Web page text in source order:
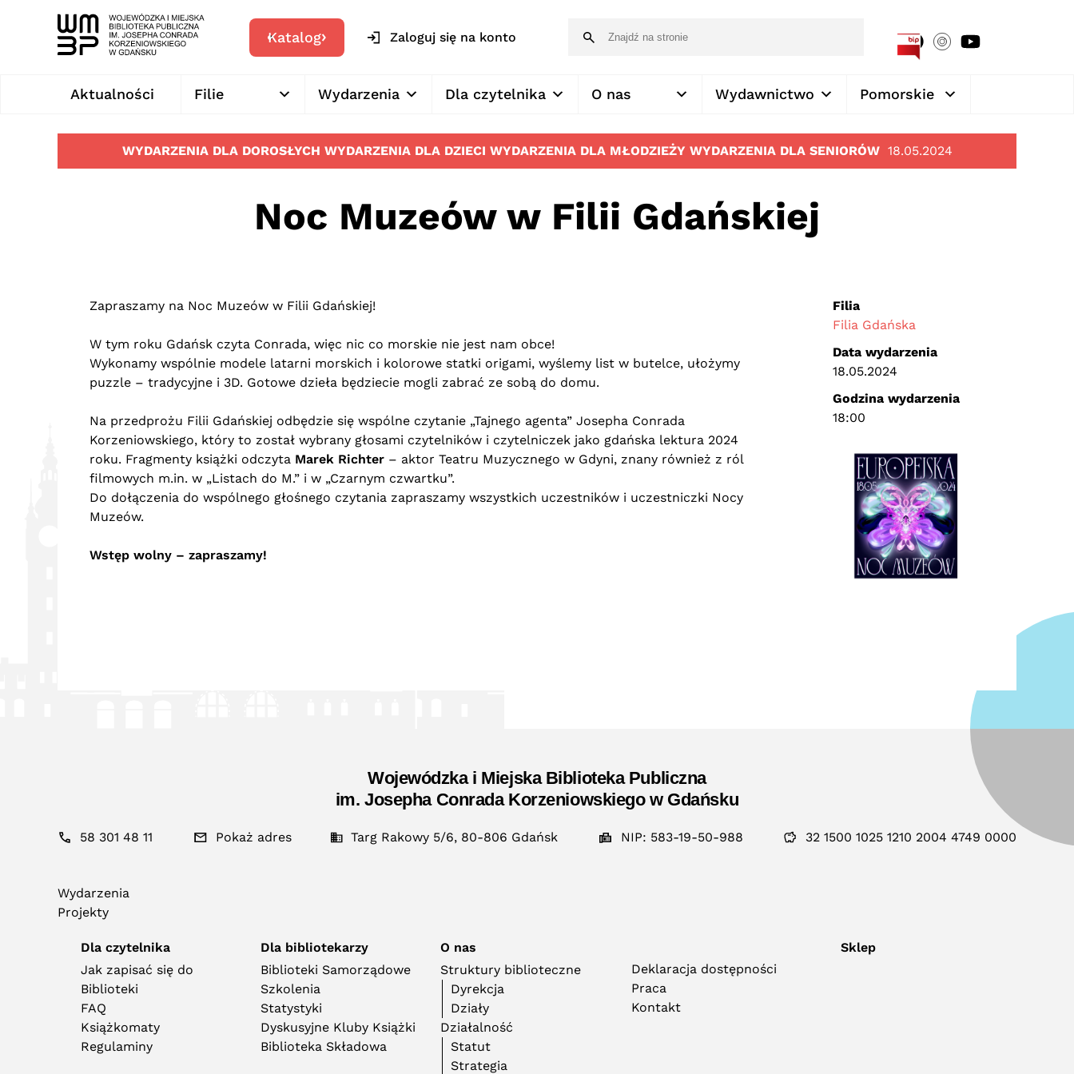
Katalog Zaloguj się na konto
Aktualności Filie Wydarzenia Dla czytelnika O nas Wydawnictwo Pomorskie
WYDARZENIA DLA DOROSŁYCH WYDARZENIA DLA DZIECI WYDARZENIA DLA MŁODZIEŻY WYDARZENIA DLA SENIORÓW 18.05.2024
Noc Muzeów w Filii Gdańskiej
Zapraszamy na Noc Muzeów w Filii Gdańskiej!
W tym roku Gdańsk czyta Conrada, więc nic co morskie nie jest nam obce!
Wykonamy wspólnie modele latarni morskich i kolorowe statki origami, wyślemy list w butelce, ułożymy
puzzle – tradycyjne i 3D. Gotowe dzieła będziecie mogli zabrać ze sobą do domu.
Na przedprożu Filii Gdańskiej odbędzie się wspólne czytanie „Tajnego agenta” Josepha Conrada
Korzeniowskiego, który to został wybrany głosami czytelników i czytelniczek jako gdańska lektura 2024
roku. Fragmenty książki odczyta Marek Richter – aktor Teatru Muzycznego w Gdyni, znany również z ról
filmowych m.in. w „Listach do M.” i w „Czarnym czwartku”.
Do dołączenia do wspólnego głośnego czytania zapraszamy wszystkich uczestników i uczestniczki Nocy
Muzeów.
Wstęp wolny – zapraszamy!
Filia
Filia Gdańska
Data wydarzenia
18.05.2024
Godzina wydarzenia
18:00
Wojewódzka i Miejska Biblioteka Publiczna
im. Josepha Conrada Korzeniowskiego w Gdańsku
58 301 48 11 Pokaż adres Targ Rakowy 5/6, 80-806 Gdańsk NIP: 583-19-50-988 32 1500 1025 1210 2004 4749 0000
Wydarzenia
Projekty
Dla czytelnika
Jak zapisać się do
Biblioteki
FAQ
Książkomaty
Regulaminy
Dla bibliotekarzy
Biblioteki Samorządowe
Szkolenia
Statystyki
Dyskusyjne Kluby Książki
Biblioteka Składowa
O nas
Struktury biblioteczne
Dyrekcja
Działy
Działalność
Statut
Strategia
Deklaracja dostępności
Praca
Kontakt
Sklep